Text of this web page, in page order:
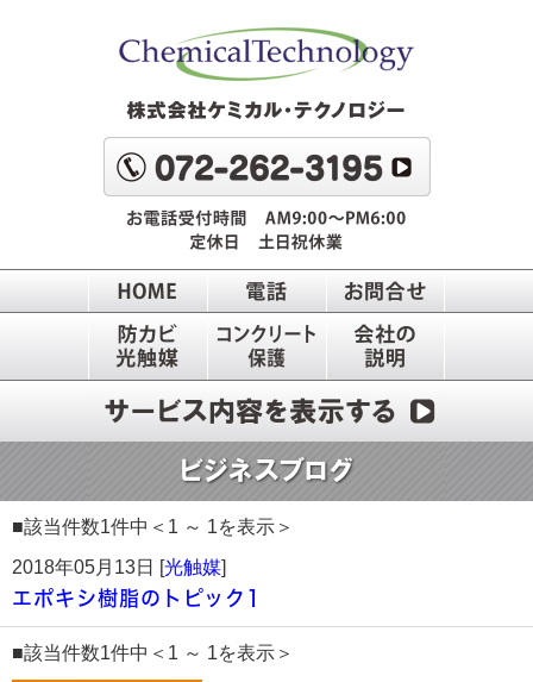
■該当件数1件中＜1 ～ 1を表示＞
2018年05月13日 [光触媒]
エポキシ樹脂のトピック1
■該当件数1件中＜1 ～ 1を表示＞